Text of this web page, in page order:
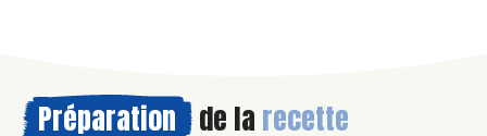
Préparation de la recette